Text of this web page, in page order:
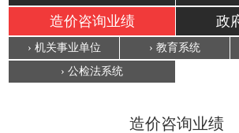
造价咨询业绩
政
› 机关事业单位 › 教育系统
› 公检法系统
造价咨询业绩